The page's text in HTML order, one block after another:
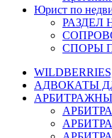
Юрист по
РАЗДЕЛ
СПОРЫ
АДВОКАТЫ